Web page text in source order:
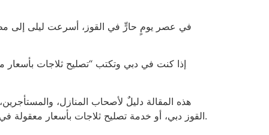
في عصر يومٍ حارٍّ في القوز، أسرعت ليلى إلى
إذا كنت في دبي وتكتب “تصليح ثلاجات
هذه المقالة دليلٌ لأصحاب المنازل،
القوز دبي، أو خدمة تصليح ثلاجات بأسعار معقولة في القوز، أو تصليح ثلاجات طارئة في القوز. تابع القراءة لتتعلم كيفية الاختيار بحكمة، وتجنب المشاكل، وإصلاح ثلاجتك بسرعة.